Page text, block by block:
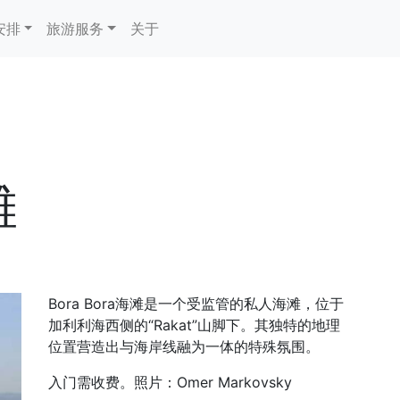
排 旅游服务 关于
Bora Bora海滩是一个受监管的私人海滩，位于
加利利海西侧的“Rakat”山脚下。其独特的地理
位置营造出与海岸线融为一体的特殊氛围。
入门需收费。照片：Omer Markovsky